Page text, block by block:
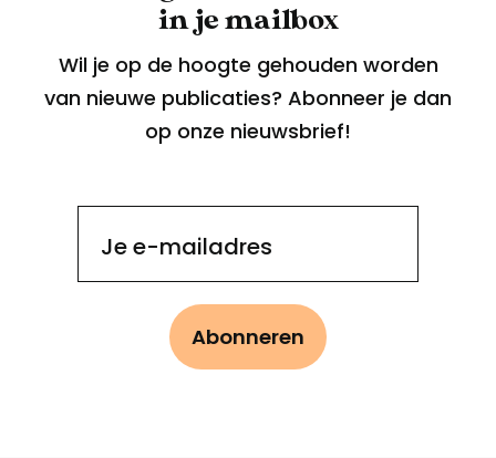
in je mailbox
Wil je op de hoogte gehouden worden
van nieuwe publicaties? Abonneer je dan
op onze nieuwsbrief!
Je e-mailadres